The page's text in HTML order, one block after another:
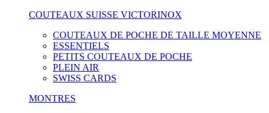
COUTEAUX SUISSE VICTORINOX
COUTEAUX DE POCHE DE TAILLE MOYENNE
ESSENTIELS
PETITS COUTEAUX DE POCHE
PLEIN AIR
SWISS CARDS
MONTRES